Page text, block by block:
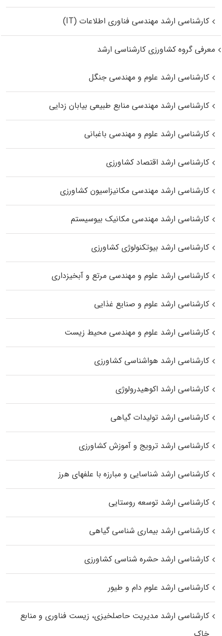
کارشناسی ارشد مهندسی فناوری اطلاعات (IT)
معرفی گروه کشاورزی کارشناسی ارشد
کارشناسی ارشد علوم و مهندسی جنگل
کارشناسی ارشد مهندسی منابع طبیعی بیابان زدایی
کارشناسی ارشد علوم و مهندسی باغبانی
کارشناسی ارشد اقتصاد کشاورزی
کارشناسی ارشد مهندسی مکانیزاسیون کشاورزی
کارشناسی ارشد مهندسی مکانیک بیوسیستم
کارشناسی ارشد بیوتکنولوژی کشاورزی
کارشناسی ارشد علوم و مهندسی مرتع و آبخیزداری
کارشناسی ارشد علوم و صنایع غذایی
کارشناسی ارشد علوم و مهندسی محیط زیست
کارشناسی ارشد هواشناسی کشاورزی
کارشناسی ارشد اکوهیدرولوژی
کارشناسی ارشد تولیدات گیاهی
کارشناسی ارشد ترویج و آموزش کشاورزی
کارشناسی ارشد شناسایی و مبارزه با علفهای هرز
کارشناسی ارشد توسعه روستایی
کارشناسی ارشد بیماری‌ شناسی گیاهی
کارشناسی ارشد حشره‌ شناسی کشاورزی
کارشناسی ارشد علوم دام و طیور
کارشناسی ارشد مدیریت حاصلخیزی، زیست فناوری و منابع